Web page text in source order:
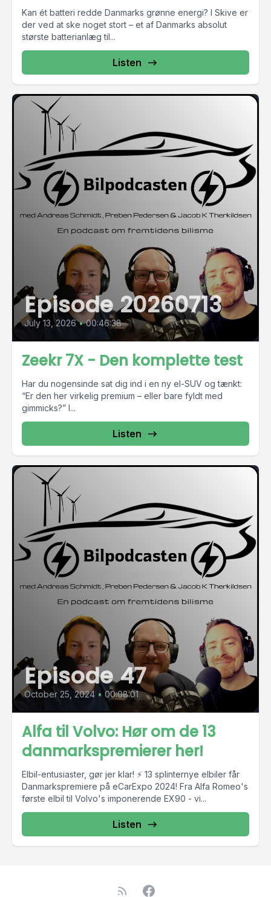
Kan ét batteri redde Danmarks grønne energi? I Skive er
der ved at ske noget stort – et af Danmarks absolut
største batterianlæg til...
Listen
Episode 20260713
July 13, 2026 • 00:46:38
Zeekr 7X - Den komplette test
Har du nogensinde sat dig ind i en ny el-SUV og tænkt:
“Er den her virkelig premium – eller bare fyldt med
gimmicks?” I...
Listen
Episode 47
October 25, 2024 • 00:08:01
Alfa til Volvo: Hør om de 13
danmarkspremierer her!
Elbil-entusiaster, gør jer klar! ⚡ 13 splinternye elbiler får
Danmarkspremiere på eCarExpo 2024! Fra Alfa Romeo's
første elbil til Volvo's imponerende EX90 - vi...
Listen